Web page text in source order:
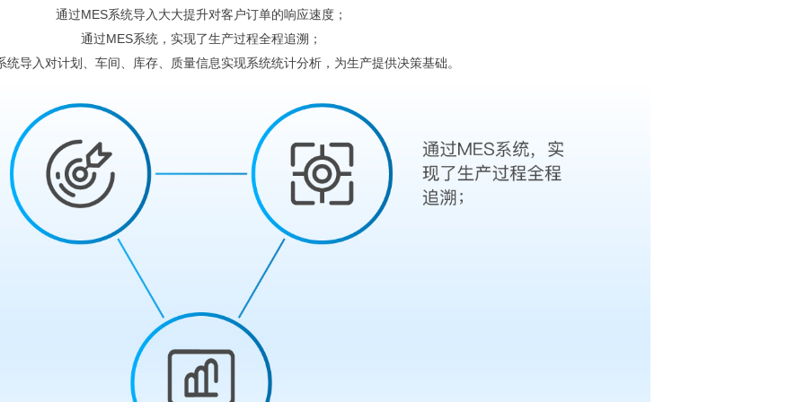
通过MES系统导入大大提升对客户订单的响应速度；
通过MES系统，实现了生产过程全程追溯；
统导入对计划、车间、库存、质量信息实现系统统计分析，为生产提供决策基础。